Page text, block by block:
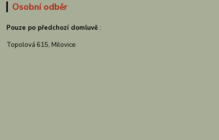
Osobní odběr
Pouze po předchozí domluvě :
Topolová 615, Milovice